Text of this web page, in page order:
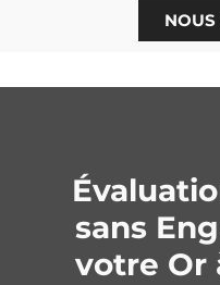
NOUS
sans
votre Or